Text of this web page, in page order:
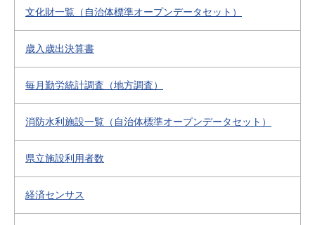
文化財一覧（自治体標準オープンデータセット）
歳入歳出決算書
毎月勤労統計調査（地方調査）
消防水利施設一覧（自治体標準オープンデータセット）
県立施設利用者数
経済センサス